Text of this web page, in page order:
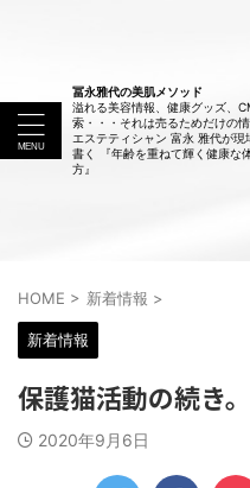
冨永雅代の美肌メソッド
溢れる美容情報、健康グッズ、
索・・・それは売るためだけの
エステティシャン 富永 雅代が現
書く 『年齢を重ねて輝く健康な
方』
HOME > 新着情報 >
新着情報
保護猫活動の続き。
2020年9月6日